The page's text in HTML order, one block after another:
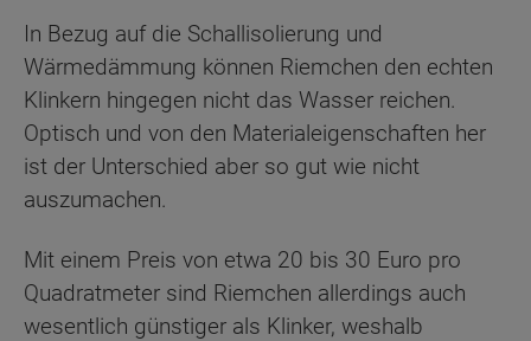
In Bezug auf die Schallisolierung und
Wärmedämmung können Riemchen den echten
Klinkern hingegen nicht das Wasser reichen.
Optisch und von den Materialeigenschaften her
ist der Unterschied aber so gut wie nicht
auszumachen.
Mit einem Preis von etwa 20 bis 30 Euro pro
Quadratmeter sind Riemchen allerdings auch
wesentlich günstiger als Klinker, weshalb